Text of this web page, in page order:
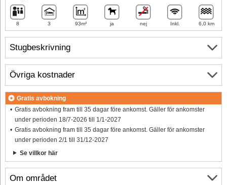
Stugbeskrivning
Om området
8 3 93m² ja nej Inkl. 6,0 km
Övriga kostnader
Gratis avbokning
Gratis avbokning fram till 35 dagar före ankomst. Gäller för ankomster
under perioden 18/7-2026 till 1/1-2027
Gratis avbokning fram till 35 dagar före ankomst. Gäller för ankomster
under perioden 2/1 till 31/12-2027
Se villkor här